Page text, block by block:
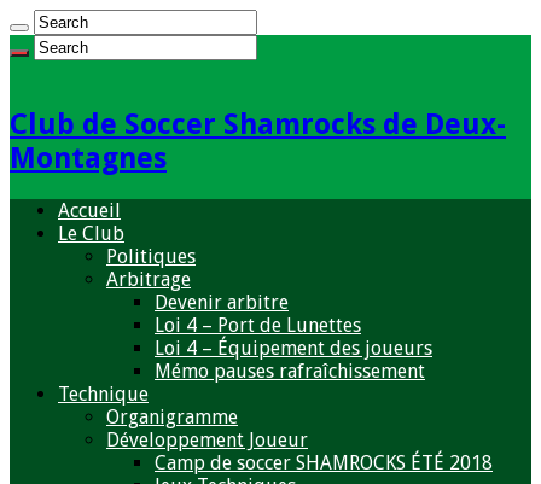
Club de Soccer Shamrocks de Deux-
Montagnes
Accueil
Le Club
Politiques
Arbitrage
Devenir arbitre
Loi 4 – Port de Lunettes
Loi 4 – Équipement des joueurs
Mémo pauses rafraîchissement
Technique
Organigramme
Développement Joueur
Camp de soccer SHAMROCKS ÉTÉ 2018